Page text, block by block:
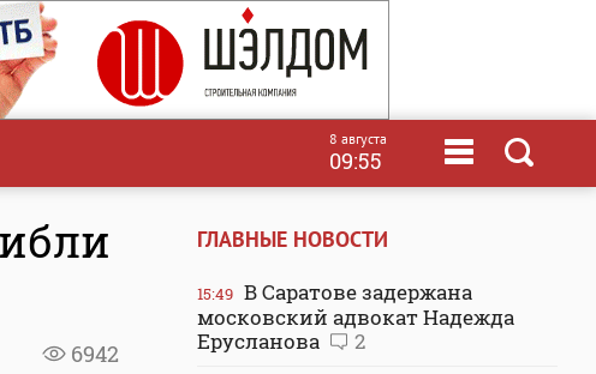
8 августа
09:55
6942
ГЛАВНЫЕ НОВОСТИ
15:49 В Саратове задержана
московский адвокат Надежда
Ерусланова
2